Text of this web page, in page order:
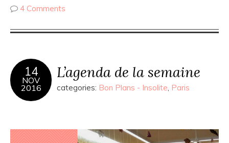
4 Comments
14
NOV
2016
L’agenda de la semaine
categories: Bon Plans - Insolite, Paris